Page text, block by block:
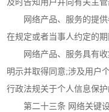
及时告知用户并向有关主管
网络产品、服务的提供
在规定或者当事人约定的
网络产品、服务具有收
明示并取得同意;涉及用户
行政法规关于个人信息保护
第二十三条 网络关键设